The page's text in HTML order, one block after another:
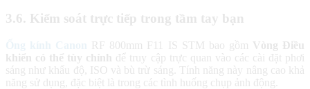
3.6. Kiểm soát trực tiếp trong tầm tay bạn
RF 800mm F11 IS STM bao gồm Vòng Điều
khiển có thể tùy chỉnh để truy cập trực quan vào các cài đặt phơi
sáng như khẩu độ, ISO và bù trừ sáng. Tính năng này nâng cao khả
năng sử dụng, đặc biệt là trong các tình huống chụp ảnh động.